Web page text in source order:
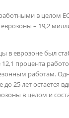
в целом
еврозоны – 19,2
в еврозоне был
12,1 процента
работам.
до 25 лет остается
в целом и